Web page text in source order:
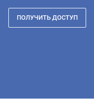
ПОЛУЧИТЬ ДОСТУП